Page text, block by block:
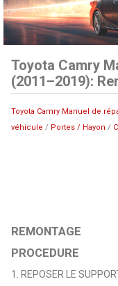
Toyota Camry
(2011–2019):
Toyota Camry Manuel de
véhicule / Portes / Hayon /
REMONTAGE
PROCEDURE
1. REPOSER LE